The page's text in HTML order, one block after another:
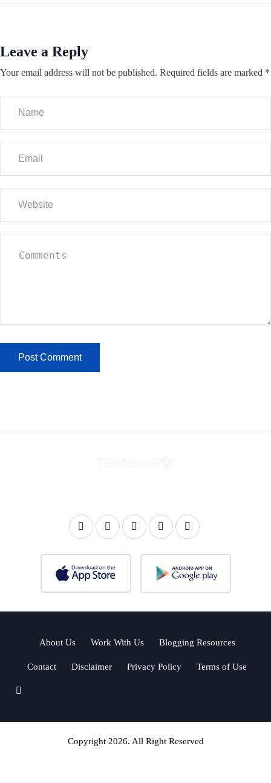
Leave a Reply
Your email address will not be published. Required fields are marked *
About Us Work With Us Blogging Resources
Contact Disclaimer Privacy Policy Terms of Use
Copyright 2026. All Right Reserved